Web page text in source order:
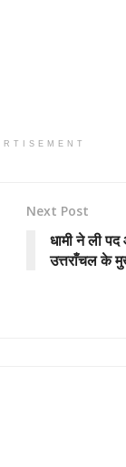
Next Post
धामी ने ली
उत्तराँचल के